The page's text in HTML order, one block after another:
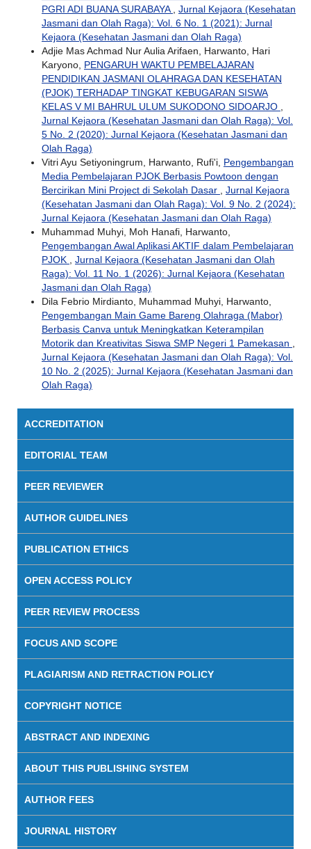
PGRI ADI BUANA SURABAYA, Jurnal Kejaora (Kesehatan
Jasmani dan Olah Raga): Vol. 6 No. 1 (2021): Jurnal
Kejaora (Kesehatan Jasmani dan Olah Raga)
Adjie Mas Achmad Nur Aulia Arifaen, Harwanto, Hari
Karyono, PENGARUH WAKTU PEMBELAJARAN
PENDIDIKAN JASMANI OLAHRAGA DAN KESEHATAN
(PJOK) TERHADAP TINGKAT KEBUGARAN SISWA
KELAS V MI BAHRUL ULUM SUKODONO SIDOARJO ,
Jurnal Kejaora (Kesehatan Jasmani dan Olah Raga): Vol.
5 No. 2 (2020): Jurnal Kejaora (Kesehatan Jasmani dan
Olah Raga)
Vitri Ayu Setiyoningrum, Harwanto, Rufi'i, Pengembangan
Media Pembelajaran PJOK Berbasis Powtoon dengan
Bercirikan Mini Project di Sekolah Dasar , Jurnal Kejaora
(Kesehatan Jasmani dan Olah Raga): Vol. 9 No. 2 (2024):
Jurnal Kejaora (Kesehatan Jasmani dan Olah Raga)
Muhammad Muhyi, Moh Hanafi, Harwanto,
Pengembangan Awal Aplikasi AKTIF dalam Pembelajaran
PJOK , Jurnal Kejaora (Kesehatan Jasmani dan Olah
Raga): Vol. 11 No. 1 (2026): Jurnal Kejaora (Kesehatan
Jasmani dan Olah Raga)
Dila Febrio Mirdianto, Muhammad Muhyi, Harwanto,
Pengembangan Main Game Bareng Olahraga (Mabor)
Berbasis Canva untuk Meningkatkan Keterampilan
Motorik dan Kreativitas Siswa SMP Negeri 1 Pamekasan ,
Jurnal Kejaora (Kesehatan Jasmani dan Olah Raga): Vol.
10 No. 2 (2025): Jurnal Kejaora (Kesehatan Jasmani dan
Olah Raga)
ACCREDITATION
EDITORIAL TEAM
PEER REVIEWER
AUTHOR GUIDELINES
PUBLICATION ETHICS
OPEN ACCESS POLICY
PEER REVIEW PROCESS
FOCUS AND SCOPE
PLAGIARISM AND RETRACTION POLICY
COPYRIGHT NOTICE
ABSTRACT AND INDEXING
ABOUT THIS PUBLISHING SYSTEM
AUTHOR FEES
JOURNAL HISTORY